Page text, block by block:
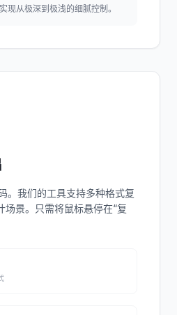
现从极深到极浅的细腻控制。
。我们的工具支持多种格式复
场景。只需将鼠标悬停在“复